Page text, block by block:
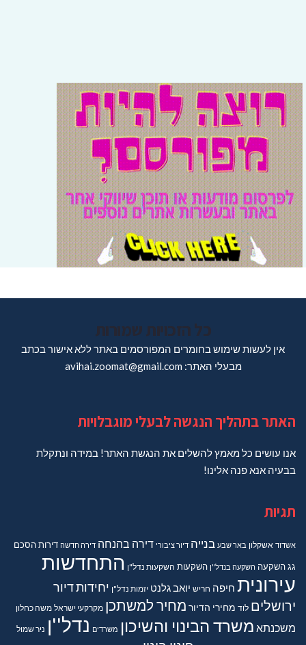
כל הזכויות שמורות
אין לעשות שימוש בחומרים המפורסמים באתר ללא אישור בכתב
מבעלי האתר: avihai.zoomat@gmail.com
האתר בתהליך הנגשה לבעלי מוגבלויות
אנו עושים כל מאמץ להשלים את הנגשת האתר! במידה ונתקלת
בבעיה אנא פנה אלינו!
תגיות
אשדוד אשקלון באר שבע בנייה דיור ציבורי דירה בהנחה דירה חדשה דירותהסכם
גגהשקעה השקעה בנדל"ן השקעות השקעות נדל"ן התחדשות
עירונית חיפה חריש יואב גלנט יזמות נדל"ן יחידות דיור
ירושלים לוד מחירי הדיור מחיר למשתכן מקרקעי ישראל משה כחלון
משכנתא משרד הבינוי והשיכון משרדים נדל''ן ניר שמול